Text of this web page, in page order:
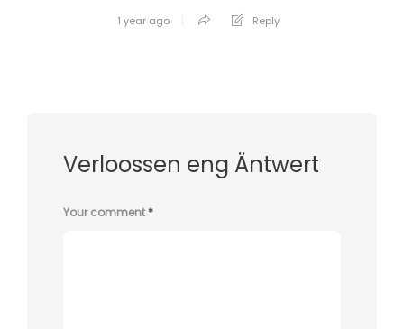
1 year ago Reply
Verloossen eng Äntwert
Your comment*